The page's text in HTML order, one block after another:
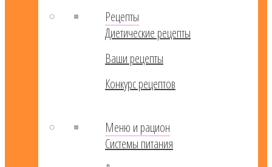
Рецепты
Диетические рецепты
Ваши рецепты
Конкурс рецептов
Меню и рацион
Системы питания